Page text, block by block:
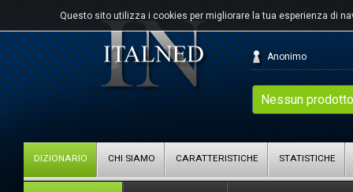
Questo sito utilizza i cookies per migliorare la tua esperienza di
Nessun
Anonimo
DIZIONARIO CHI SIAMO CARATTERISTICHE STATISTICHE